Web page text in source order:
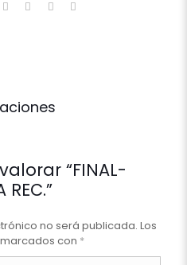
“FINAL-
REC.”
no será publicada. Los
con *